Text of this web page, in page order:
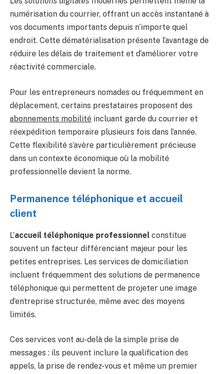
numérisation du courrier, offrant un accès instantané à
vos documents importants depuis n’importe quel
endroit. Cette dématérialisation présente l’avantage de
réduire les délais de traitement et d’améliorer votre
réactivité commerciale.
Pour les entrepreneurs nomades ou fréquemment en
déplacement, certains prestataires proposent des
abonnements mobilité incluant garde du courrier et
réexpédition temporaire plusieurs fois dans l’année.
Cette flexibilité s’avère particulièrement précieuse
dans un contexte économique où la mobilité
professionnelle devient la norme.
Permanence téléphonique et accueil
client
L’accueil téléphonique professionnel constitue
souvent un facteur différenciant majeur pour les
petites entreprises. Les services de domiciliation
incluent fréquemment des solutions de permanence
téléphonique qui permettent de projeter une image
d’entreprise structurée, même avec des moyens
limités.
Ces services vont au-delà de la simple prise de
messages : ils peuvent inclure la qualification des
appels, la prise de rendez-vous et même un premier